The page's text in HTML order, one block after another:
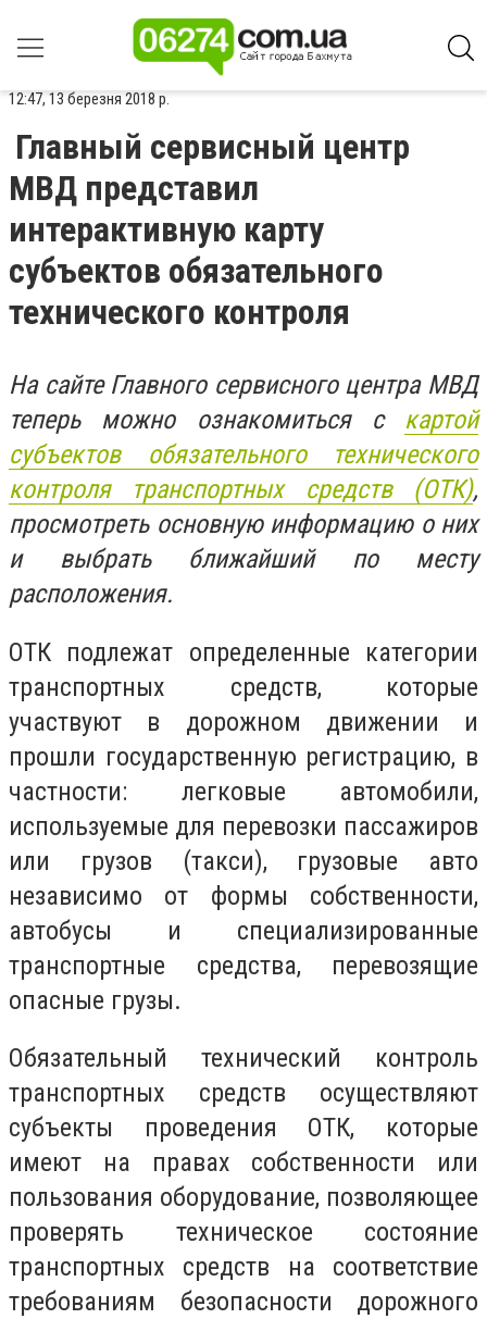
12:47, 13 березня 2018 р.
Главный сервисный центр
МВД представил
интерактивную карту
субъектов обязательного
технического контроля
На сайте Главного сервисного центра МВД
теперь можно ознакомиться с картой
субъектов обязательного технического
контроля транспортных средств (ОТК),
просмотреть основную информацию о них
и выбрать ближайший по месту
расположения.
ОТК подлежат определенные категории
транспортных средств, которые
участвуют в дорожном движении и
прошли государственную регистрацию, в
частности: легковые автомобили,
используемые для перевозки пассажиров
или грузов (такси), грузовые авто
независимо от формы собственности,
автобусы и специализированные
транспортные средства, перевозящие
опасные грузы.
Обязательный технический контроль
транспортных средств осуществляют
субъекты проведения ОТК, которые
имеют на правах собственности или
пользования оборудование, позволяющее
проверять техническое состояние
транспортных средств на соответствие
требованиям безопасности дорожного